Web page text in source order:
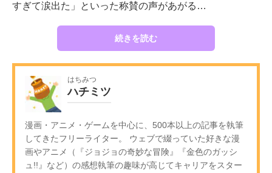
すぎて涙出た」といった称賛の声があがる…
続きを読む
はちみつ
ハチミツ
漫画・アニメ・ゲームを中心に、500本以上の記事を執筆
してきたフリーライター。 ウェブで綴っていた好きな漫
画やアニメ（『ジョジョの奇妙な冒険』『金色のガッシ
ュ!!』など）の感想執筆の趣味が高じてキャリアをスター